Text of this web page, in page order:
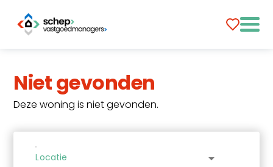
Niet gevonden
Deze woning is niet gevonden.
Locatie arrow_drop_down